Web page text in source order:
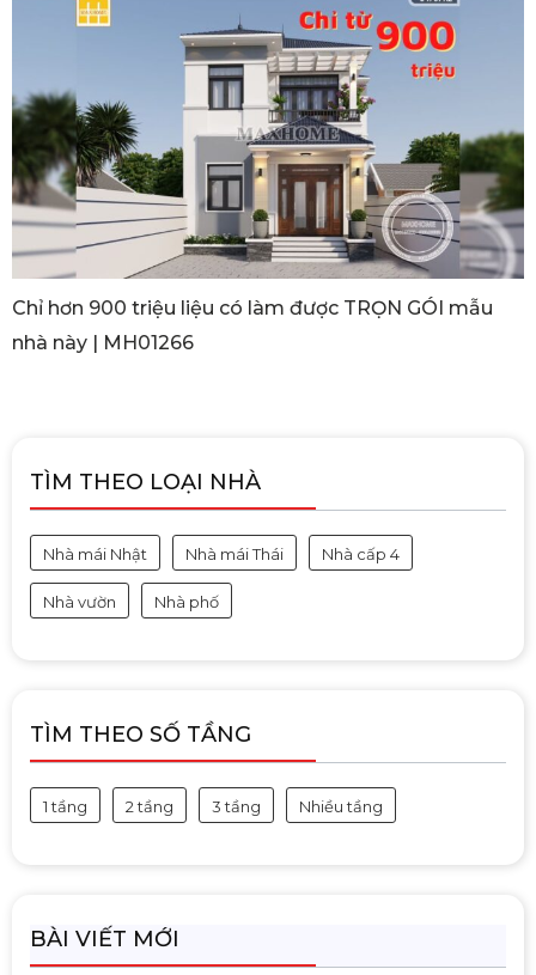
Chỉ hơn 900 triệu liệu có làm được TRỌN GÓI mẫu
nhà này | MH01266
TÌM THEO LOẠI NHÀ
Nhà mái Nhật Nhà mái Thái Nhà cấp 4
Nhà vườn Nhà phố
TÌM THEO SỐ TẦNG
1 tầng 2 tầng 3 tầng Nhiều tầng
BÀI VIẾT MỚI